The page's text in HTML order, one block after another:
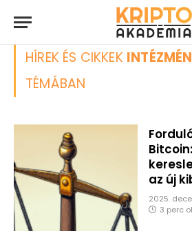
HÍREK ÉS CIKKEK
TÉMÁBAN
az új
2025.
3 perc